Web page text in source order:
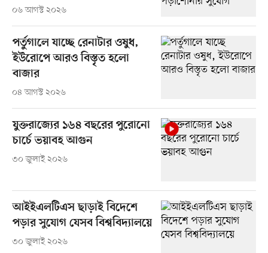
০৬ আগস্ট ২০২৬
পর্তুগালে যাচ্ছে রেনাটার ওষুধ,
ইউরোপে আরও বিস্তৃত হলো
বাজার
০৪ আগস্ট ২০২৬
যুক্তরাজ্যের ১৬৪ বছরের পুরোনো
চার্চে ভয়াবহ আগুন
৩০ জুলাই ২০২৬
আইইএলটিএস ছাড়াই বিদেশে
পড়ার সুযোগ যেসব বিশ্ববিদ্যালয়ে
৩০ জুলাই ২০২৬